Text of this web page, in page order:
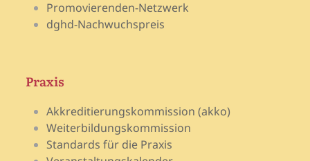
Promovierenden-Netzwerk
dghd-Nachwuchspreis
Praxis
Akkreditierungskommission (akko)
Weiterbildungskommission
Standards für die Praxis